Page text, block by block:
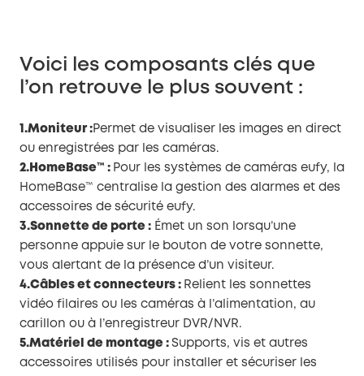
Voici les composants clés que
l’on retrouve le plus souvent :
1.Moniteur :Permet de visualiser les images en direct
ou enregistrées par les caméras.
2.HomeBase™ : Pour les systèmes de caméras eufy, la
HomeBase™ centralise la gestion des alarmes et des
accessoires de sécurité eufy.
3.Sonnette de porte : Émet un son lorsqu’une
personne appuie sur le bouton de votre sonnette,
vous alertant de la présence d’un visiteur.
4.Câbles et connecteurs : Relient les sonnettes
vidéo filaires ou les caméras à l’alimentation, au
carillon ou à l’enregistreur DVR/NVR.
5.Matériel de montage : Supports, vis et autres
accessoires utilisés pour installer et sécuriser les